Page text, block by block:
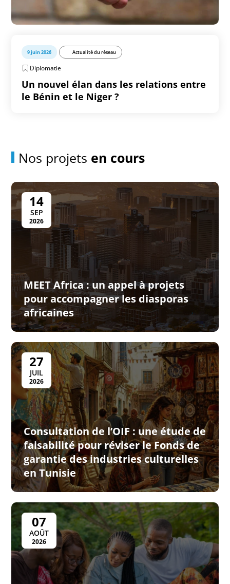
9 juin 2026 Actualité du réseau
Diplomatie
Un nouvel élan dans les relations entre
le Bénin et le Niger ?
Nos projets en cours
14
SEP
2026
MEET Africa : un appel à projets
pour accompagner les diasporas
africaines
27
JUIL
2026
Consultation de l’OIF : une étude de
faisabilité pour réviser le Fonds de
garantie des industries culturelles
en Tunisie
07
AOÛT
2026